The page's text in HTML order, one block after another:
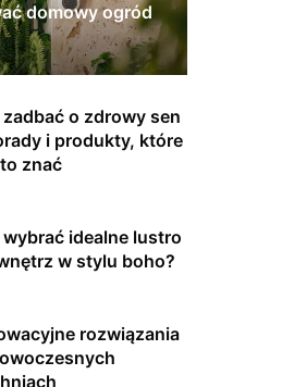
domowy ogród
o zdrowy sen
i produkty, które
znać
idealne lustro
w stylu boho?
rozwiązania